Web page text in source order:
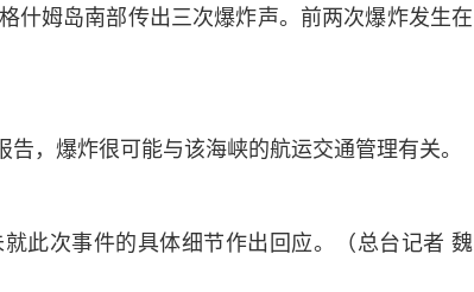
什姆岛南部传出三次爆炸声。前两次爆炸发生在
，爆炸很可能与该海峡的航运交通管理有关。
此次事件的具体细节作出回应。（总台记者 魏